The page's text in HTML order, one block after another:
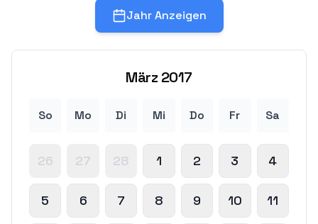
Jahr Anzeigen
März 2017
So Mo Di Mi Do Fr Sa
26 27 28 1 2 3 4
5 6 7 8 9 10 11